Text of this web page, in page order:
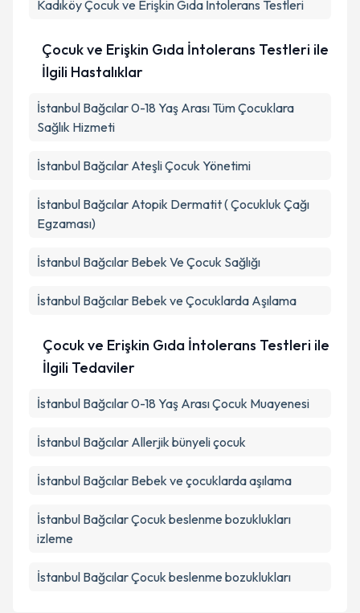
KadıköyÇocuk ve Erişkin Gıda İntolerans Testleri
Çocuk ve Erişkin Gıda İntolerans Testleri ile
İlgili Hastalıklar
İstanbul Bağcılar 0-18 Yaş Arası Tüm Çocuklara
Sağlık Hizmeti
İstanbul Bağcılar Ateşli Çocuk Yönetimi
İstanbul Bağcılar Atopik Dermatit ( Çocukluk Çağı
Egzaması)
İstanbul Bağcılar Bebek Ve Çocuk Sağlığı
İstanbul Bağcılar Bebek ve Çocuklarda Aşılama
Çocuk ve Erişkin Gıda İntolerans Testleri ile
İlgili Tedaviler
İstanbul Bağcılar 0-18 Yaş Arası Çocuk Muayenesi
İstanbul Bağcılar Allerjik bünyeli çocuk
İstanbul Bağcılar Bebek ve çocuklarda aşılama
İstanbul Bağcılar Çocuk beslenme bozuklukları
izleme
İstanbul Bağcılar Çocuk beslenme bozuklukları